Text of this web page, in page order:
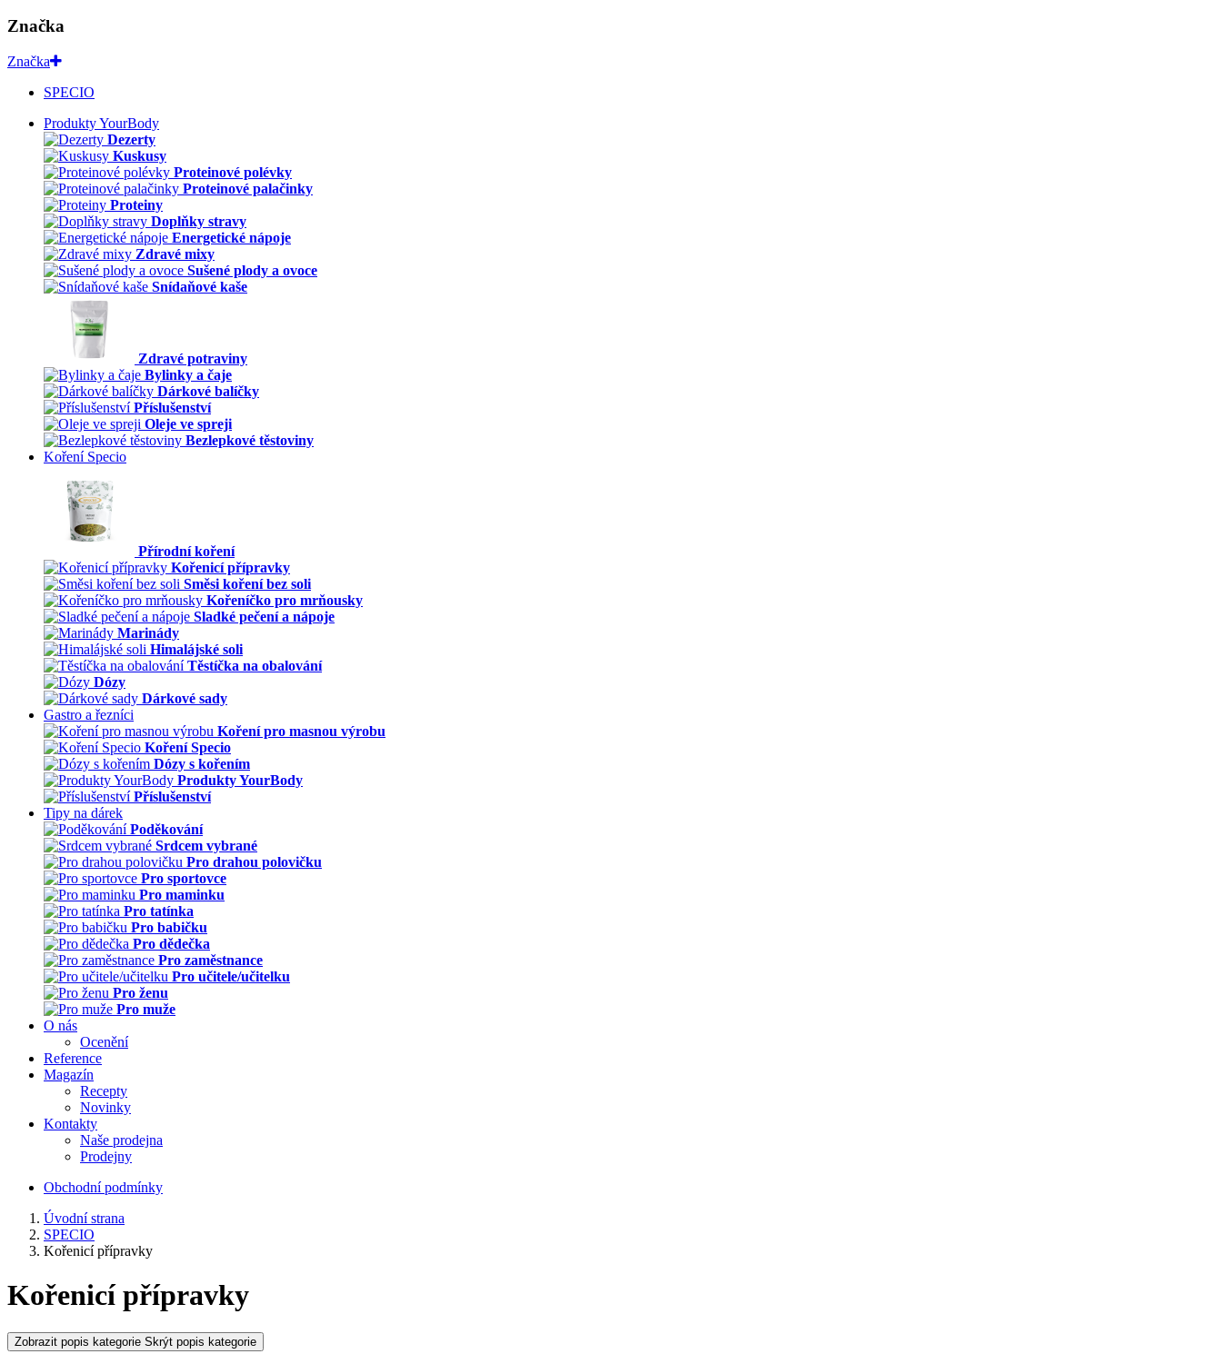
Značka
Značka
SPECIO
Produkty YourBody
Dezerty
Kuskusy
Proteinové polévky
Proteinové palačinky
Proteiny
Doplňky stravy
Energetické nápoje
Zdravé mixy
Sušené plody a ovoce
Snídaňové kaše
Zdravé potraviny
Bylinky a čaje
Dárkové balíčky
Příslušenství
Oleje ve spreji
Bezlepkové těstoviny
Koření Specio
Přírodní koření
Kořenicí přípravky
Směsi koření bez soli
Kořeníčko pro mrňousky
Sladké pečení a nápoje
Marinády
Himalájské soli
Těstíčka na obalování
Dózy
Dárkové sady
Gastro a řezníci
Koření pro masnou výrobu
Koření Specio
Dózy s kořením
Produkty YourBody
Příslušenství
Tipy na dárek
Poděkování
Srdcem vybrané
Pro drahou polovičku
Pro sportovce
Pro maminku
Pro tatínka
Pro babičku
Pro dědečka
Pro zaměstnance
Pro učitele/učitelku
Pro ženu
Pro muže
O nás
Ocenění
Reference
Magazín
Recepty
Novinky
Kontakty
Naše prodejna
Prodejny
Obchodní podmínky
Úvodní strana
SPECIO
Kořenicí přípravky
Kořenicí přípravky
Zobrazit popis kategorie Skrýt popis kategorie